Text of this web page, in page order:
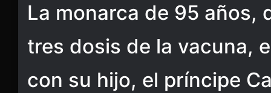
La monarca de 95 años,
tres dosis de la vacuna,
con su hijo, el príncipe